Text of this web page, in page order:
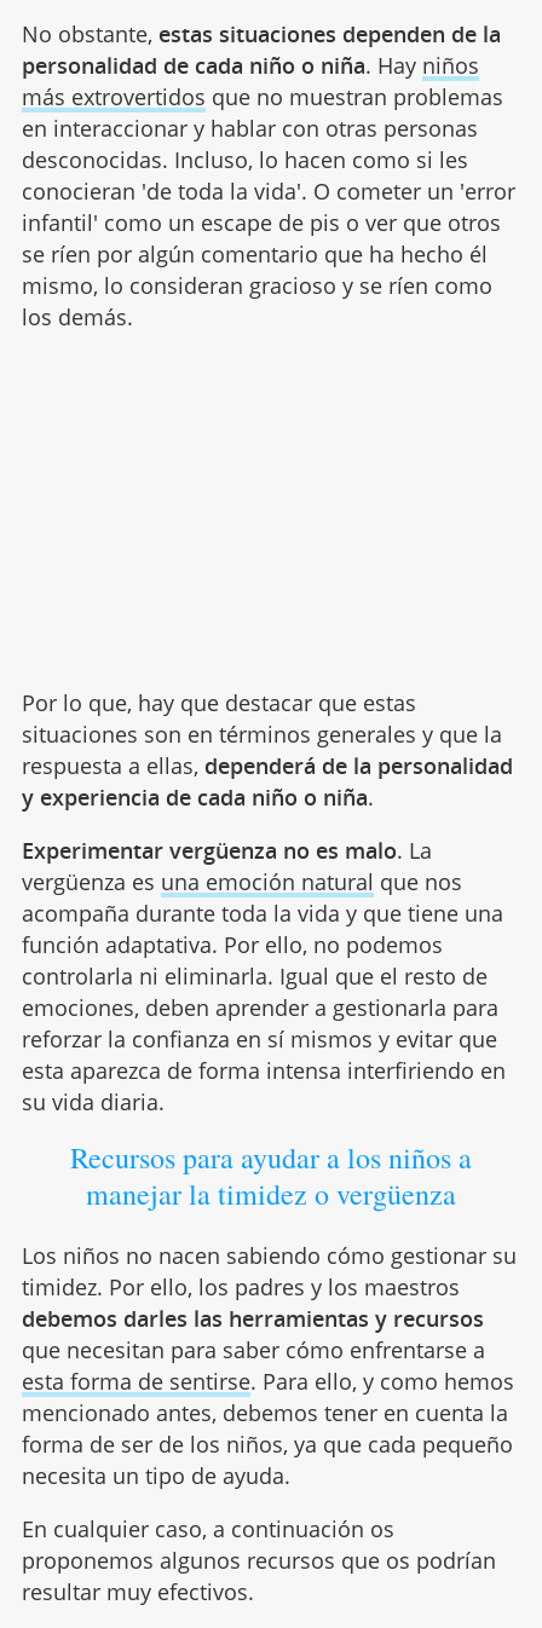
No obstante, estas situaciones dependen de la
personalidad de cada niño o niña. Hay niños
más extrovertidos que no muestran problemas
en interaccionar y hablar con otras personas
desconocidas. Incluso, lo hacen como si les
conocieran 'de toda la vida'. O cometer un 'error
infantil' como un escape de pis o ver que otros
se ríen por algún comentario que ha hecho él
mismo, lo consideran gracioso y se ríen como
los demás.
Por lo que, hay que destacar que estas
situaciones son en términos generales y que la
respuesta a ellas, dependerá de la personalidad
y experiencia de cada niño o niña.
Experimentar vergüenza no es malo. La
vergüenza es una emoción natural que nos
acompaña durante toda la vida y que tiene una
función adaptativa. Por ello, no podemos
controlarla ni eliminarla. Igual que el resto de
emociones, deben aprender a gestionarla para
reforzar la confianza en sí mismos y evitar que
esta aparezca de forma intensa interfiriendo en
su vida diaria.
Recursos para ayudar a los niños a
manejar la timidez o vergüenza
Los niños no nacen sabiendo cómo gestionar su
timidez. Por ello, los padres y los maestros
debemos darles las herramientas y recursos
que necesitan para saber cómo enfrentarse a
esta forma de sentirse. Para ello, y como hemos
mencionado antes, debemos tener en cuenta la
forma de ser de los niños, ya que cada pequeño
necesita un tipo de ayuda.
En cualquier caso, a continuación os
proponemos algunos recursos que os podrían
resultar muy efectivos.